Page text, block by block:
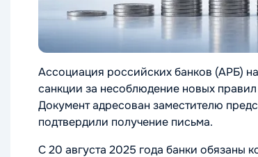
Ассоциация российских банков (АРБ)
санкции за несоблюдение новых
Документ адресован заместителю
подтвердили получение письма.
С 20 августа 2025 года банки обязаны